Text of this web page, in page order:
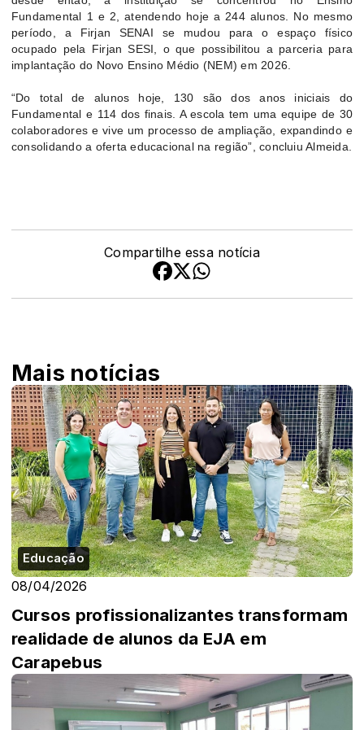
Fundamental 1 e 2, atendendo hoje a 244 alunos. No mesmo
período, a Firjan SENAI se mudou para o espaço físico
ocupado pela Firjan SESI, o que possibilitou a parceria para
implantação do Novo Ensino Médio (NEM) em 2026.
“Do total de alunos hoje, 130 são dos anos iniciais do
Fundamental e 114 dos finais. A escola tem uma equipe de 30
colaboradores e vive um processo de ampliação, expandindo e
consolidando a oferta educacional na região”, concluiu Almeida.
Compartilhe essa notícia
Mais notícias
Educação
08/04/2026
Cursos profissionalizantes transformam
realidade de alunos da EJA em
Carapebus